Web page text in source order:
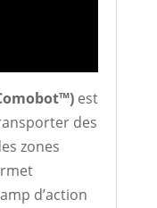
est
des
zones
d’action